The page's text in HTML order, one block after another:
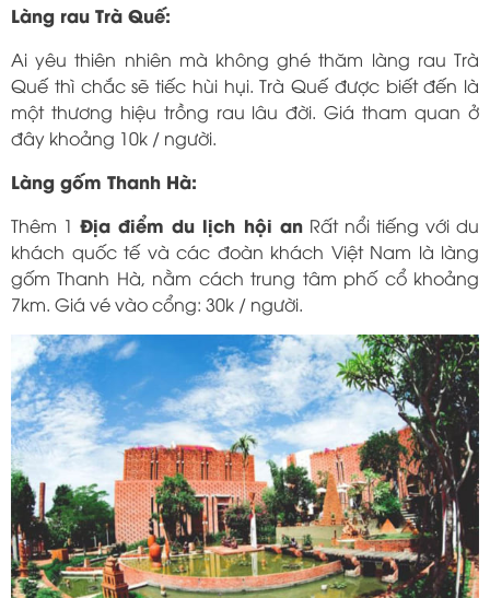
Làng rau Trà Quế:
Ai yêu thiên nhiên mà không ghé thăm làng rau Trà
Quế thì chắc sẽ tiếc hùi hụi. Trà Quế được biết đến là
một thương hiệu trồng rau lâu đời. Giá tham quan ở
đây khoảng 10k / người.
Làng gốm Thanh Hà:
Thêm 1Địa điểm du lịch hội anRất nổi tiếng với du
khách quốc tế và các đoàn khách Việt Nam là làng
gốm Thanh Hà, nằm cách trung tâm phố cổ khoảng
7km. Giá vé vào cổng: 30k / người.